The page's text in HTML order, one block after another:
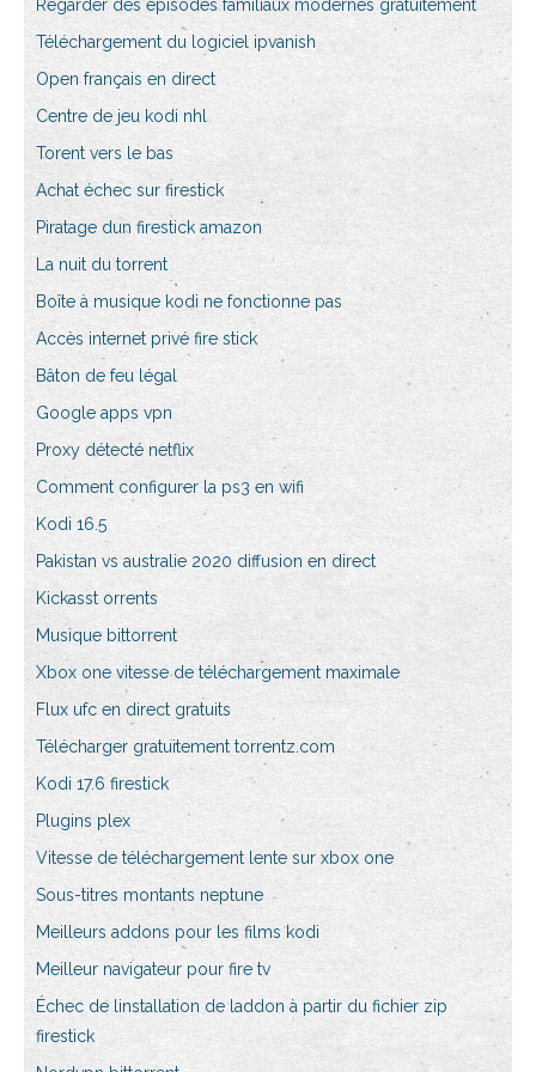
Regarder des épisodes familiaux modernes gratuitement
Téléchargement du logiciel ipvanish
Open français en direct
Centre de jeu kodi nhl
Torent vers le bas
Achat échec sur firestick
Piratage dun firestick amazon
La nuit du torrent
Boîte à musique kodi ne fonctionne pas
Accès internet privé fire stick
Bâton de feu légal
Google apps vpn
Proxy détecté netflix
Comment configurer la ps3 en wifi
Kodi 16.5
Pakistan vs australie 2020 diffusion en direct
Kickasst orrents
Musique bittorrent
Xbox one vitesse de téléchargement maximale
Flux ufc en direct gratuits
Télécharger gratuitement torrentz.com
Kodi 17.6 firestick
Plugins plex
Vitesse de téléchargement lente sur xbox one
Sous-titres montants neptune
Meilleurs addons pour les films kodi
Meilleur navigateur pour fire tv
Échec de linstallation de laddon à partir du fichier zip
firestick